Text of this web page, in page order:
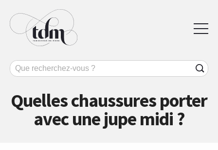
Quelles chaussures porter
avec une jupe midi ?